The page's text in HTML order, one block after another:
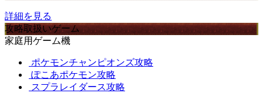
詳細を見る
攻略取扱いゲーム
家庭用ゲーム機
ポケモンチャンピオンズ攻略
ぽこあポケモン攻略
スプラレイダース攻略